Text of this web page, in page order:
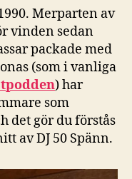
Merparten av
vinden sedan
packade med
(som i vanliga
) har
som
det gör du förstås
av DJ 50 Spänn.